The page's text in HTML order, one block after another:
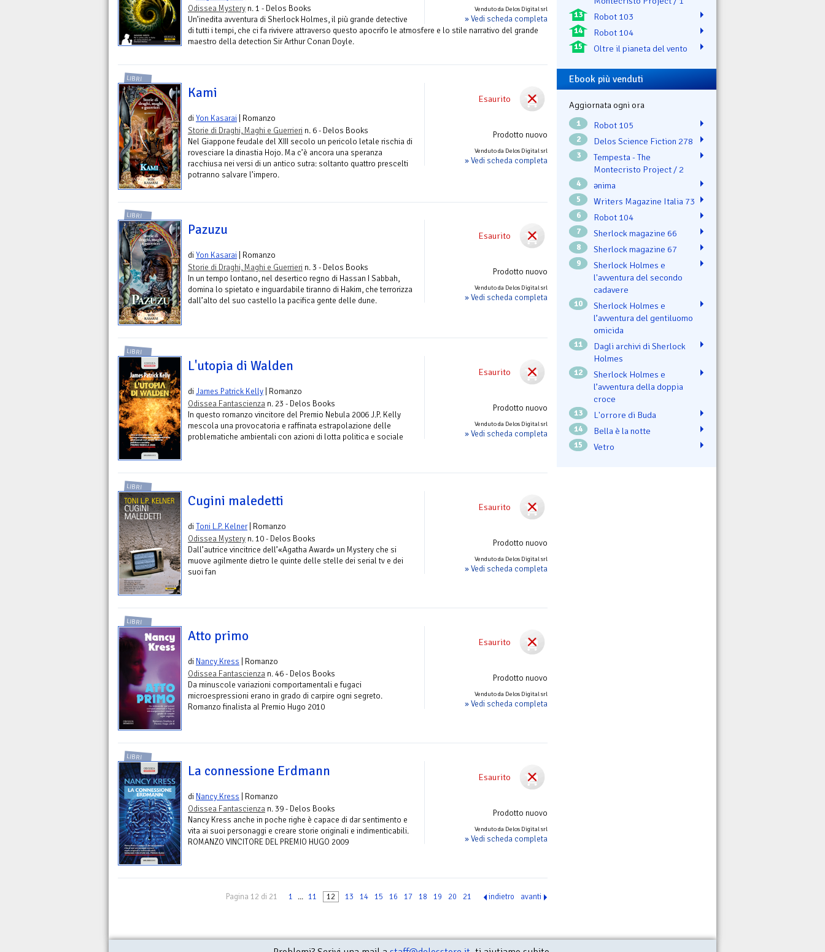
Venduto da Delos Digital srl
» Vedi scheda completa
Odissea Mystery n. 1 - Delos Books
Un’inedita avventura di Sherlock Holmes, il più grande detective
di tutti i tempi, che ci fa rivivere attraverso questo apocrifo le atmosfere e lo stile narrativo del grande
maestro della detection Sir Arthur Conan Doyle.
Esaurito
Prodotto nuovo
Venduto da Delos Digital srl
» Vedi scheda completa
LIBRI
Kami
diYon Kasarai | Romanzo
Storie di Draghi, Maghi e Guerrieri n. 6 - Delos Books
Nel Giappone feudale del XIII secolo un pericolo letale rischia di
rovesciare la dinastia Hojo. Ma c’è ancora una speranza
racchiusa nei versi di un antico sutra: soltanto quattro prescelti
potranno salvare l’impero.
Esaurito
Prodotto nuovo
Venduto da Delos Digital srl
» Vedi scheda completa
LIBRI
Pazuzu
diYon Kasarai | Romanzo
Storie di Draghi, Maghi e Guerrieri n. 3 - Delos Books
In un tempo lontano, nel desertico regno di Hassan I Sabbah,
domina lo spietato e inguardabile tiranno di Hakim, che terrorizza
dall’alto del suo castello la pacifica gente delle dune.
Esaurito
Prodotto nuovo
Venduto da Delos Digital srl
» Vedi scheda completa
LIBRI
L'utopia di Walden
diJames Patrick Kelly | Romanzo
Odissea Fantascienza n. 23 - Delos Books
In questo romanzo vincitore del Premio Nebula 2006 J.P. Kelly
mescola una provocatoria e raffinata estrapolazione delle
problematiche ambientali con azioni di lotta politica e sociale
Esaurito
Prodotto nuovo
Venduto da Delos Digital srl
» Vedi scheda completa
LIBRI
Cugini maledetti
diToni L.P. Kelner| Romanzo
Odissea Mystery n. 10 - Delos Books
Dall’autrice vincitrice dell’«Agatha Award» un Mystery che si
muove agilmente dietro le quinte delle stelle dei serial tv e dei
suoi fan
Esaurito
Prodotto nuovo
Venduto da Delos Digital srl
» Vedi scheda completa
LIBRI
Atto primo
di Nancy Kress | Romanzo
Odissea Fantascienza n. 46 - Delos Books
Da minuscole variazioni comportamentali e fugaci
microespressioni erano in grado di carpire ogni segreto.
Romanzo finalista al Premio Hugo 2010
Esaurito
Prodotto nuovo
Venduto da Delos Digital srl
» Vedi scheda completa
LIBRI
La connessione Erdmann
di Nancy Kress | Romanzo
Odissea Fantascienza n. 39 - Delos Books
Nancy Kress anche in poche righe è capace di dar sentimento e
vita ai suoi personaggi e creare storie originali e indimenticabili.
ROMANZO VINCITORE DEL PREMIO HUGO 2009
Pagina 12 di 21 1 ... 11 12 13 14 15 16 17 18 19 20 21 indietro avanti
13 Robot 103
14 Robot 104
15 Oltre il pianeta del vento
Ebook più venduti
Aggiornata ogni ora
1 Robot 105
2 Delos Science Fiction 278
3
Tempesta - The
Montecristo Project / 2
4 ənima
5 Writers Magazine Italia 73
6 Robot 104
7 Sherlock magazine 66
8 Sherlock magazine 67
9
Sherlock Holmes e
l'avventura del secondo
cadavere
10
Sherlock Holmes e
l’avventura del gentiluomo
omicida
11
Dagli archivi di Sherlock
Holmes
12
Sherlock Holmes e
l’avventura della doppia
croce
13 L'orrore di Buda
14 Bella è la notte
15 Vetro